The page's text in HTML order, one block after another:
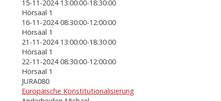
15-11-2024 13:00:00-18:30:00
Hörsaal 1
16-11-2024 08:30:00-12:00:00
Hörsaal 1
21-11-2024 13:00:00-18:30:00
Hörsaal 1
22-11-2024 08:30:00-12:00:00
Hörsaal 1
JURA080
Europäische Konstitutionalisierung